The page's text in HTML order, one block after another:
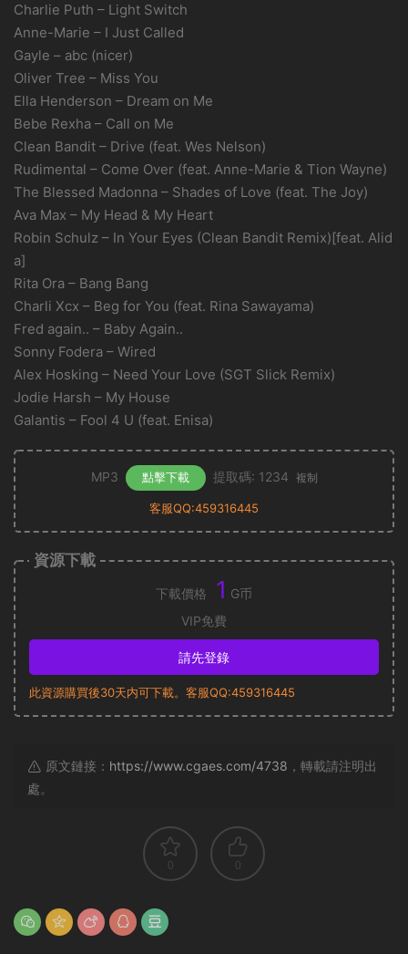
Charlie Puth – Light Switch
Anne-Marie – I Just Called
Gayle – abc (nicer)
Oliver Tree – Miss You
Ella Henderson – Dream on Me
Bebe Rexha – Call on Me
Clean Bandit – Drive (feat. Wes Nelson)
Rudimental – Come Over (feat. Anne-Marie & Tion Wayne)
The Blessed Madonna – Shades of Love (feat. The Joy)
Ava Max – My Head & My Heart
Robin Schulz – In Your Eyes (Clean Bandit Remix)[feat. Alid
a]
Rita Ora – Bang Bang
Charli Xcx – Beg for You (feat. Rina Sawayama)
Fred again.. – Baby Again..
Sonny Fodera – Wired
Alex Hosking – Need Your Love (SGT Slick Remix)
Jodie Harsh – My House
Galantis – Fool 4 U (feat. Enisa)
MP3 點擊下載 提取碼: 1234 複制
客服QQ:459316445
資源下載
下載價格 1 G币
VIP免費
請先登錄
此資源購買後30天内可下載。客服QQ:459316445
原文鏈接： https://www.cgaes.com/4738 ，轉載請注明出
處。
0 0